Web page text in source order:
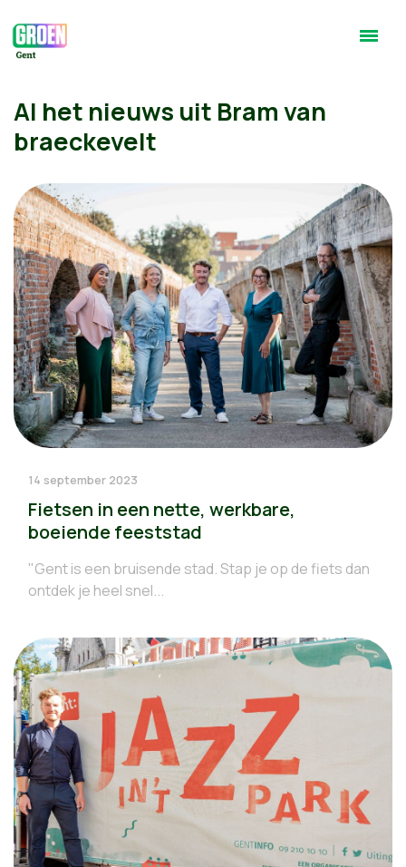
Al het nieuws uit Bram van
braeckevelt
14 september 2023
Fietsen in een nette, werkbare,
boeiende feeststad
"Gent is een bruisende stad. Stap je op de fiets dan
ontdek je heel snel...